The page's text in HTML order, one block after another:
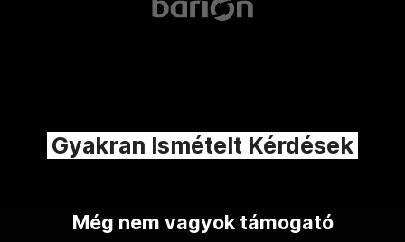
Gyakran Ismételt Kérdések
Még nem vagyok támogató